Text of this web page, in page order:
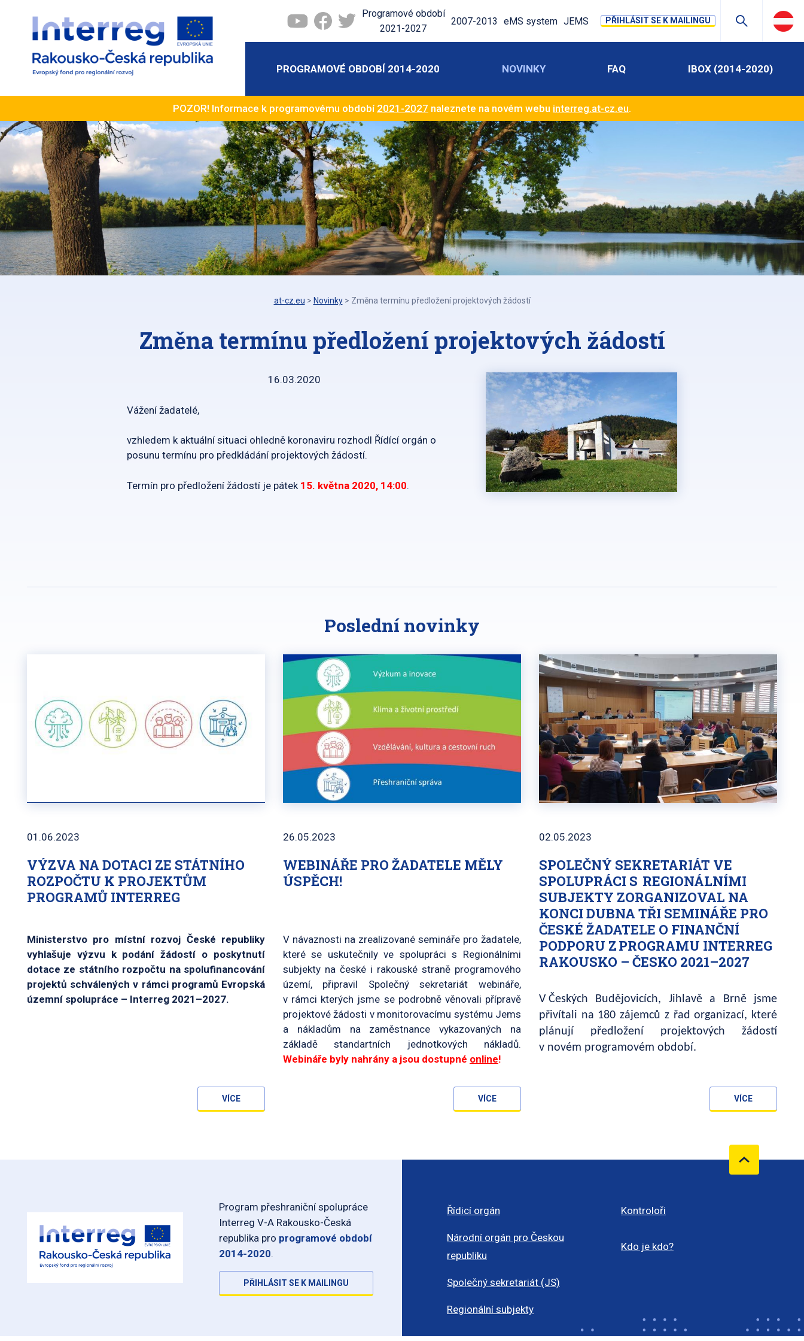
Programové období
2021-2027
2007-2013 eMS system JEMS PŘIHLÁSIT SE K MAILINGU
PROGRAMOVÉ OBDOBÍ 2014-2020 NOVINKY FAQ IBOX (2014-2020)
POZOR! Informace k programovému období 2021-2027 naleznete na novém webu interreg.at-cz.eu.
at-cz.eu > Novinky > Změna termínu předložení projektových žádostí
Změna termínu předložení projektových žádostí
16.03.2020
Vážení žadatelé,
vzhledem k aktuální situaci ohledně koronaviru rozhodl Řídící orgán o
posunu termínu pro předkládání projektových žádostí.
Termín pro předložení žádostí je pátek 15. května 2020, 14:00.
Poslední novinky
VÝZVA NA DOTACI ZE STÁTNÍHO
ROZPOČTU K PROJEKTŮM
PROGRAMŮ INTERREG
01.06.2023
Ministerstvo pro místní rozvoj České republiky
vyhlašuje výzvu k podání žádostí o poskytnutí
dotace ze státního rozpočtu na spolufinancování
projektů schválených v rámci programů Evropská
územní spolupráce – Interreg 2021–2027.
VÍCE
WEBINÁŘE PRO ŽADATELE MĚLY
ÚSPĚCH!
26.05.2023
V návaznosti na zrealizované semináře pro žadatele,
které se uskutečnily ve spolupráci s Regionálními
subjekty na české i rakouské straně programového
území, připravil Společný sekretariát webináře,
v rámci kterých jsme se podrobně věnovali přípravě
projektové žádosti v monitorovacímu systému Jems
a nákladům na zaměstnance vykazovaných na
základě standartních jednotkových nákladů.
Webináře byly nahrány a jsou dostupné online!
VÍCE
SPOLEČNÝ SEKRETARIÁT VE
SPOLUPRÁCI S REGIONÁLNÍMI
SUBJEKTY ZORGANIZOVAL NA
KONCI DUBNA TŘI SEMINÁŘE PRO
ČESKÉ ŽADATELE O FINANČNÍ
PODPORU Z PROGRAMU INTERREG
RAKOUSKO – ČESKO 2021–2027
02.05.2023
V Českých Budějovicích, Jihlavě a Brně jsme
přivítali na 180 zájemců z řad organizací, které
plánují předložení projektových žádostí
v novém programovém období.
VÍCE
Program přeshraniční spolupráce
Interreg V-A Rakousko-Česká
republika pro programové období
2014-2020.
PŘIHLÁSIT SE K MAILINGU
Řídicí orgán
Národní orgán pro Českou
republiku
Společný sekretariát (JS)
Regionální subjekty
Kontroloři
Kdo je kdo?